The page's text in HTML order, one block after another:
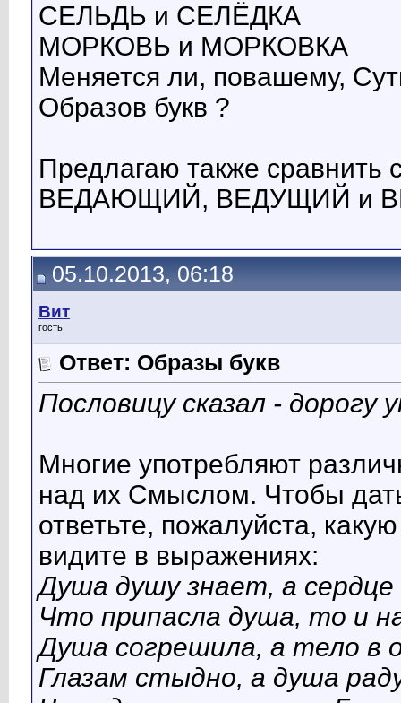
СЕЛЬДЬ и СЕЛЁДКА
МОРКОВЬ и МОРКОВКА
Меняется ли, повашему,
Образов букв ?
Предлагаю также сравнить
ВЕДАЮЩИЙ, ВЕДУЩИЙ и
05.10.2013, 06:18
Вит
гость
Ответ: Образы букв
Пословицу сказал - дорогу
Многие употребляют
над их Смыслом. Чтобы
ответьте, пожалуйста,
видите в выражениях:
Душа душу знает, а
Что припасла душа, то и
Душа согрешила, а тело в
Глазам стыдно, а душа